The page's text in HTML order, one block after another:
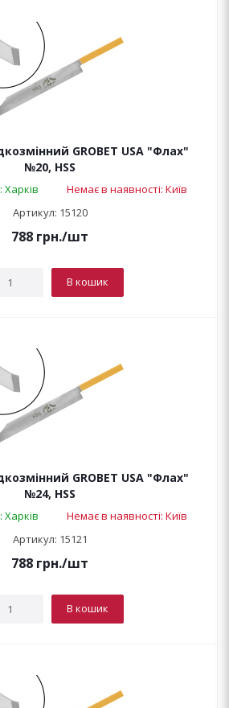
GROBET USA "Флах"
№20, HSS
Харків
Немає в наявності: Київ
Артикул: 15120
788 грн./шт
В кошик
GROBET USA "Флах"
№24, HSS
Харків
Немає в наявності: Київ
Артикул: 15121
788 грн./шт
В кошик